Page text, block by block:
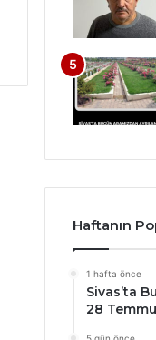
Haftanın
1 hafta önce
Sivas’ta
28